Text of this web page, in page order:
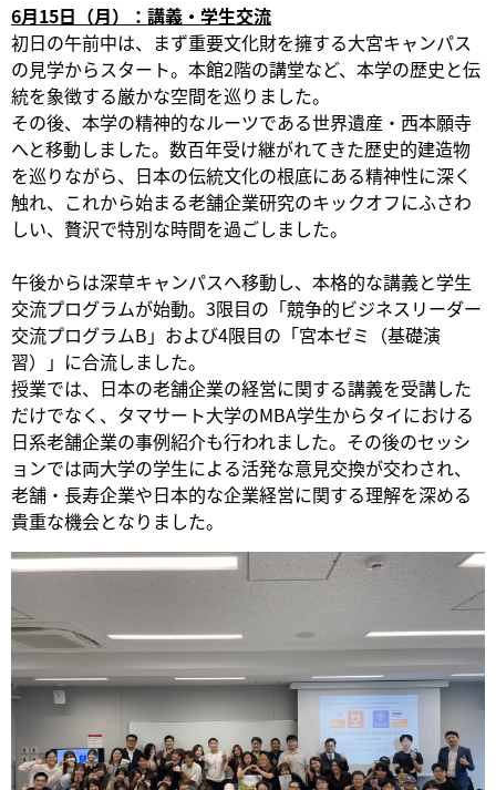
6月15日（月）：講義・学生交流
初日の午前中は、まず重要文化財を擁する大宮キャンパス
の見学からスタート。本館2階の講堂など、本学の歴史と伝
統を象徴する厳かな空間を巡りました。
その後、本学の精神的なルーツである世界遺産・西本願寺
へと移動しました。数百年受け継がれてきた歴史的建造物
を巡りながら、日本の伝統文化の根底にある精神性に深く
触れ、これから始まる老舗企業研究のキックオフにふさわ
しい、贅沢で特別な時間を過ごしました。
午後からは深草キャンパスへ移動し、本格的な講義と学生
交流プログラムが始動。3限目の「競争的ビジネスリーダー
交流プログラムB」および4限目の「宮本ゼミ（基礎演
習）」に合流しました。
授業では、日本の老舗企業の経営に関する講義を受講した
だけでなく、タマサート大学のMBA学生からタイにおける
日系老舗企業の事例紹介も行われました。その後のセッシ
ョンでは両大学の学生による活発な意見交換が交わされ、
老舗・長寿企業や日本的な企業経営に関する理解を深める
貴重な機会となりました。